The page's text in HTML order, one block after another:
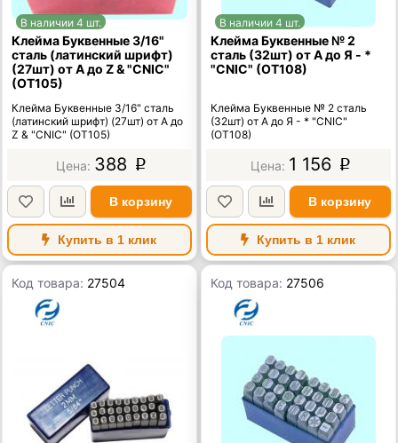
В наличии 4 шт.
Клейма Буквенные 3/16"
сталь (латинский шрифт)
(27шт) от А до Z & "CNIC"
(OT105)
Клейма Буквенные 3/16" сталь
(латинский шрифт) (27шт) от А до
Z & "CNIC" (OT105)
388 p
В корзину
Купить в 1 клик
В наличии 4 шт.
Клейма Буквенные № 2
сталь (32шт) от А до Я - *
"CNIC" (OT108)
Клейма Буквенные № 2 сталь
(32шт) от А до Я - * "CNIC"
(OT108)
1 156 p
В корзину
Купить в 1 клик
Код товара: 27504 Код товара: 27506